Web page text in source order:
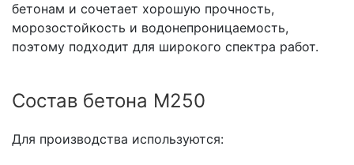
бетонам и сочетает хорошую прочность,
морозостойкость и водонепроницаемость,
поэтому подходит для широкого спектра работ.
Состав бетона М250
Для производства используются: